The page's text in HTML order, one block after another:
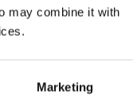
may combine it with
Marketing